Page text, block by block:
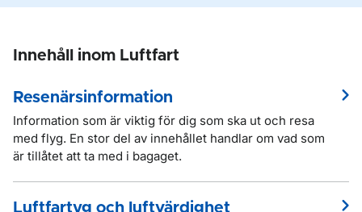
Innehåll inom Luftfart
Resenärsinformation
Information som är viktig för dig som ska ut och resa
med flyg. En stor del av innehållet handlar om vad som
är tillåtet att ta med i bagaget.
Luftfartyg och luftvärdighet